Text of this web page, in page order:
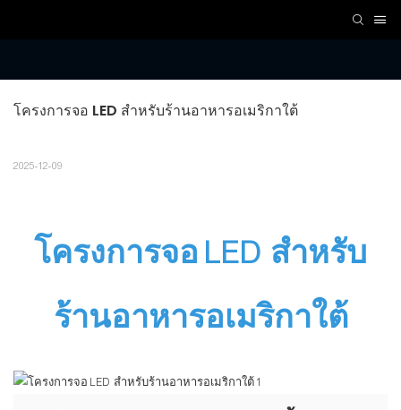
โครงการจอ LED สำหรับร้านอาหารอเมริกาใต้
2025-12-09
โครงการจอ LED สำหรับ
ร้านอาหารอเมริกาใต้